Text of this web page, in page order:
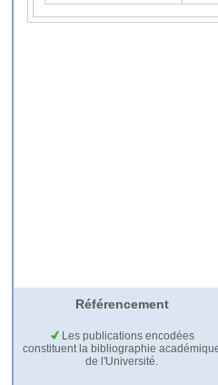
Référencement
Les publications encodées
constituent la bibliographie
de l'Université.